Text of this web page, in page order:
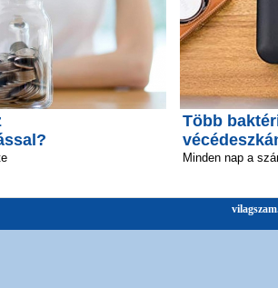
Több
Minden nap a